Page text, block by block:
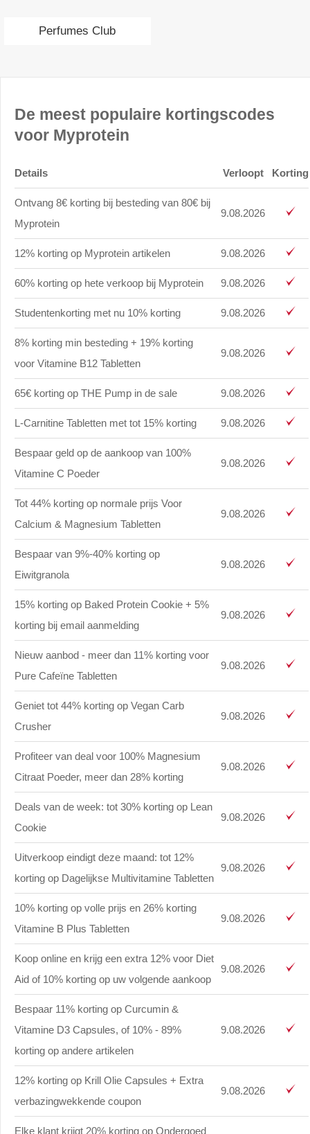
Perfumes Club
De meest populaire kortingscodes
voor Myprotein
Details Verloopt Korting
Ontvang 8€ korting bij besteding van 80€ bij
Myprotein
9.08.2026
12% korting op Myprotein artikelen 9.08.2026
60% korting op hete verkoop bij Myprotein 9.08.2026
Studentenkorting met nu 10% korting 9.08.2026
8% korting min besteding + 19% korting
voor Vitamine B12 Tabletten
9.08.2026
65€ korting op THE Pump in de sale 9.08.2026
L-Carnitine Tabletten met tot 15% korting 9.08.2026
Bespaar geld op de aankoop van 100%
Vitamine C Poeder
9.08.2026
Tot 44% korting op normale prijs Voor
Calcium & Magnesium Tabletten
9.08.2026
Bespaar van 9%-40% korting op
Eiwitgranola
9.08.2026
15% korting op Baked Protein Cookie + 5%
korting bij email aanmelding
9.08.2026
Nieuw aanbod - meer dan 11% korting voor
Pure Cafeïne Tabletten
9.08.2026
Geniet tot 44% korting op Vegan Carb
Crusher
9.08.2026
Profiteer van deal voor 100% Magnesium
Citraat Poeder, meer dan 28% korting
9.08.2026
Deals van de week: tot 30% korting op Lean
Cookie
9.08.2026
Uitverkoop eindigt deze maand: tot 12%
korting op Dagelijkse Multivitamine Tabletten
9.08.2026
10% korting op volle prijs en 26% korting
Vitamine B Plus Tabletten
9.08.2026
Koop online en krijg een extra 12% voor Diet
Aid of 10% korting op uw volgende aankoop
9.08.2026
Bespaar 11% korting op Curcumin &
Vitamine D3 Capsules, of 10% - 89%
korting op andere artikelen
9.08.2026
12% korting op Krill Olie Capsules + Extra
verbazingwekkende coupon
9.08.2026
Elke klant krijgt 20% korting op Ondergoed